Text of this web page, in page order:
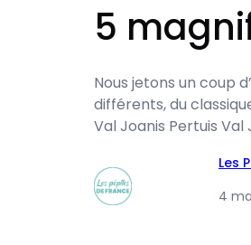
5
Nous jetons un coup
différents, du
Val Joanis Pertuis Val
Les
4